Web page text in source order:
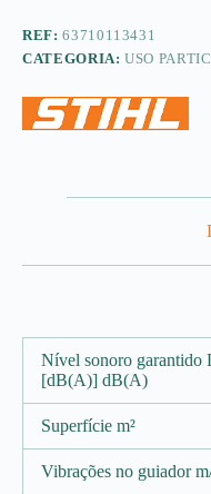
REF:63710113431
CATEGORIA:USO
Nível sonoro garantido
[dB(A)] dB(A)
Superfície m²
Vibrações no guiador